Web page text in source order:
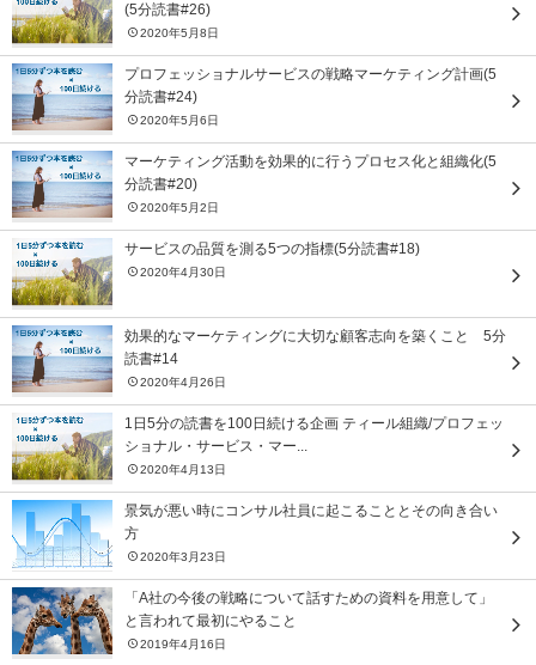
(5分読書#26)
2020年5月8日
プロフェッショナルサービスの戦略マーケティング計画(5
分読書#24)
2020年5月6日
マーケティング活動を効果的に行うプロセス化と組織化(5
分読書#20)
2020年5月2日
サービスの品質を測る5つの指標(5分読書#18)
2020年4月30日
効果的なマーケティングに大切な顧客志向を築くこと 5分
読書#14
2020年4月26日
1日5分の読書を100日続ける企画 ティール組織/プロフェッ
ショナル・サービス・マー...
2020年4月13日
景気が悪い時にコンサル社員に起こることとその向き合い
方
2020年3月23日
「A社の今後の戦略について話すための資料を用意して」
と言われて最初にやること
2019年4月16日